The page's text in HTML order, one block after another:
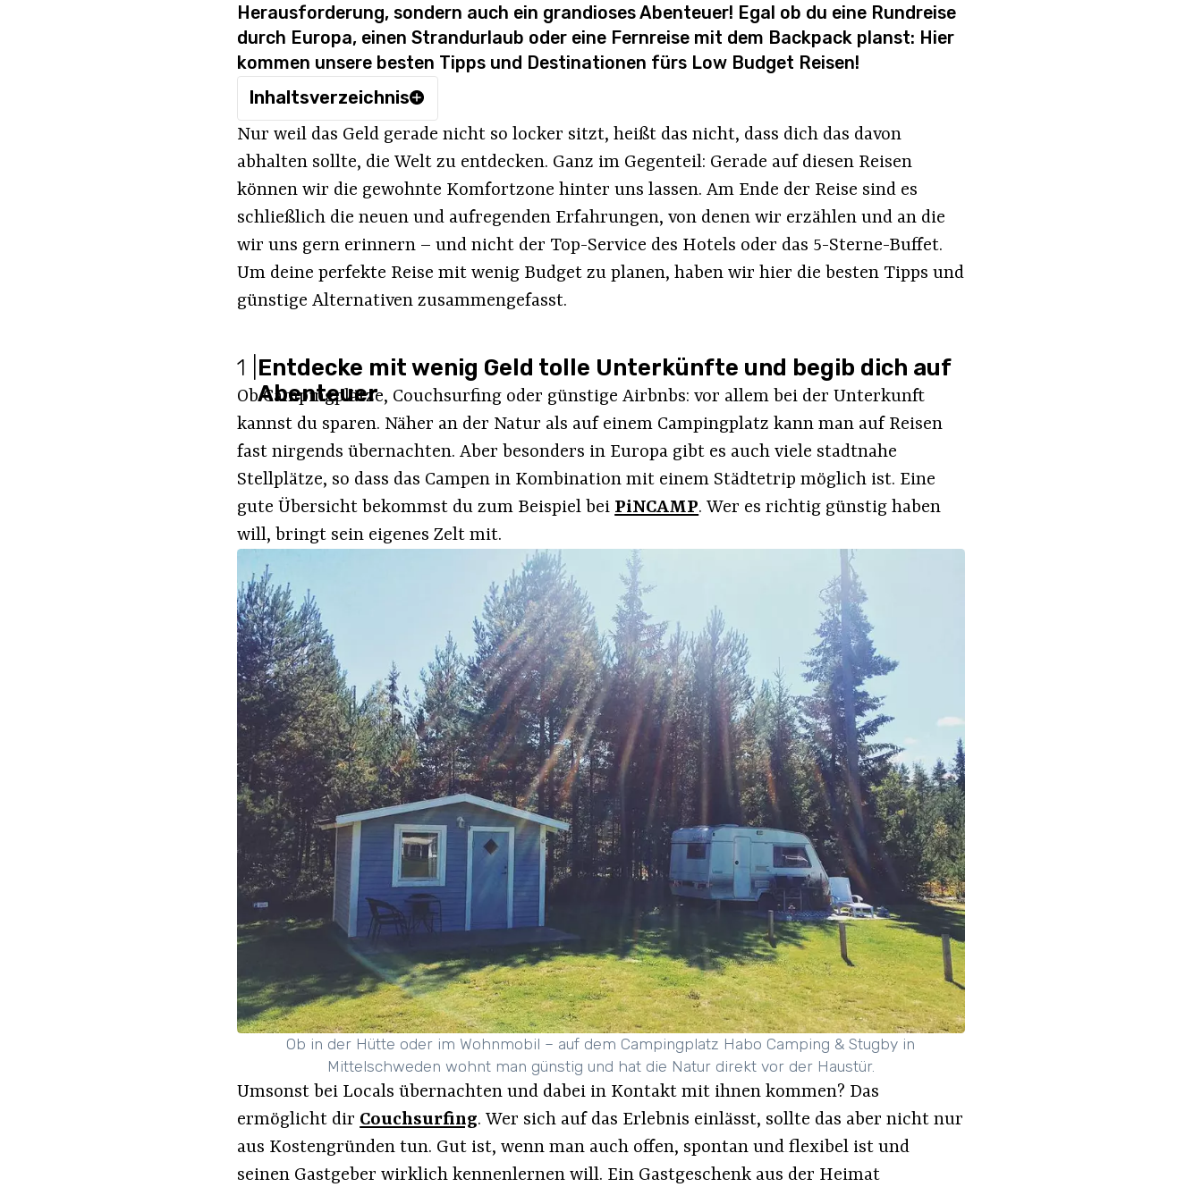
Herausforderung, sondern auch ein grandioses Abenteuer! Egal ob du eine Rundreise
durch Europa, einen Strandurlaub oder eine Fernreise mit dem Backpack planst: Hier
kommen unsere besten Tipps und Destinationen fürs Low Budget Reisen!
Inhaltsverzeichnis
Nur weil das Geld gerade nicht so locker sitzt, heißt das nicht, dass dich das davon
abhalten sollte, die Welt zu entdecken. Ganz im Gegenteil: Gerade auf diesen Reisen
können wir die gewohnte Komfortzone hinter uns lassen. Am Ende der Reise sind es
schließlich die neuen und aufregenden Erfahrungen, von denen wir erzählen und an die
wir uns gern erinnern – und nicht der Top-Service des Hotels oder das 5-Sterne-Buffet.
Um deine perfekte Reise mit wenig Budget zu planen, haben wir hier die besten Tipps und
günstige Alternativen zusammengefasst.
1 Entdecke mit wenig Geld tolle Unterkünfte und begib dich auf
Abenteuer
Ob Campingplätze, Couchsurfing oder günstige Airbnbs: vor allem bei der Unterkunft
kannst du sparen. Näher an der Natur als auf einem Campingplatz kann man auf Reisen
fast nirgends übernachten. Aber besonders in Europa gibt es auch viele stadtnahe
Stellplätze, so dass das Campen in Kombination mit einem Städtetrip möglich ist. Eine
gute Übersicht bekommst du zum Beispiel bei PiNCAMP. Wer es richtig günstig haben
will, bringt sein eigenes Zelt mit.
Ob in der Hütte oder im Wohnmobil – auf dem Campingplatz Habo Camping & Stugby in
Mittelschweden wohnt man günstig und hat die Natur direkt vor der Haustür.
Umsonst bei Locals übernachten und dabei in Kontakt mit ihnen kommen? Das
ermöglicht dir Couchsurfing. Wer sich auf das Erlebnis einlässt, sollte das aber nicht nur
aus Kostengründen tun. Gut ist, wenn man auch offen, spontan und flexibel ist und
seinen Gastgeber wirklich kennenlernen will. Ein Gastgeschenk aus der Heimat